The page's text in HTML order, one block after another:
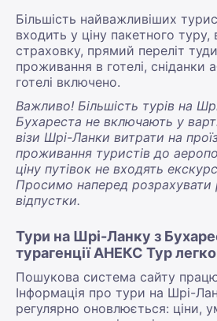
Більшість найважливіших
входить у ціну пакетного
страховку, прямий переліт
проживання в готелі, сніданки
готелі включено.
Важливо! Більшість турів на
Бухареста не включають у
візи Шрі-Ланки витрати на
проживання туристів до
ціну путівок не входять
Просимо наперед
відпустки.
Тури на Шрі-Ланку з
турагенції АНЕКС Тур
Пошукова система сайту
Інформація про тури на Шрі-
регулярно оновлюється: ціни,